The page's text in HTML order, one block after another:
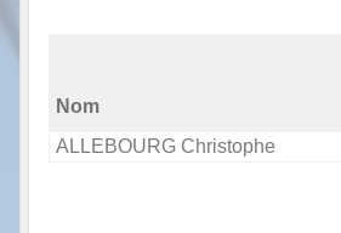
Nom
ALLEBOURG Christophe